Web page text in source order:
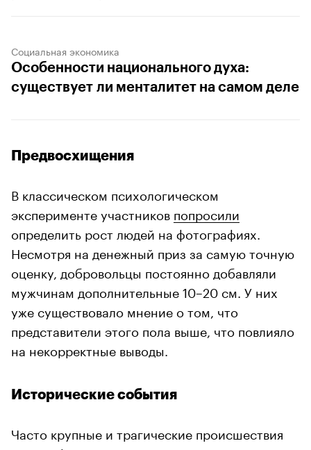
Социальная экономика
Особенности национального духа:
существует ли менталитет на самом деле
Предвосхищения
В классическом психологическом
эксперименте участников попросили
определить рост людей на фотографиях.
Несмотря на денежный приз за самую точную
оценку, добровольцы постоянно добавляли
мужчинам дополнительные 10–20 см. У них
уже существовало мнение о том, что
представители этого пола выше, что повлияло
на некорректные выводы.
Исторические события
Часто крупные и трагические происшествия